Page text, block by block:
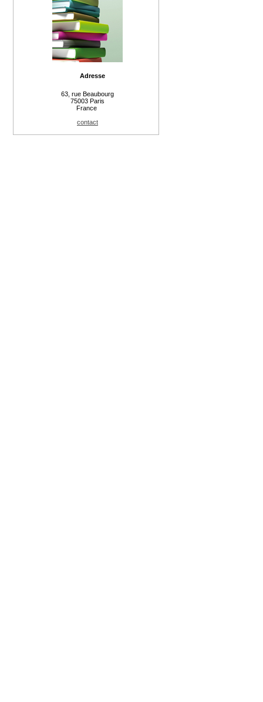
Adresse
63, rue Beaubourg
75003 Paris
France
contact